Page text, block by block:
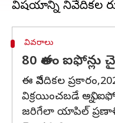
వివరాలు
80 శాతం
ఈ నివేదికల
విక్రయించబడే అన్ని
జరిగేలా యాపిల్‌